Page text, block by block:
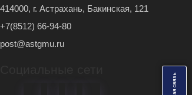
ь
414000, г. Астрахань, Бакинская, 121
+7(8512) 66-94-80
post@astgmu.ru